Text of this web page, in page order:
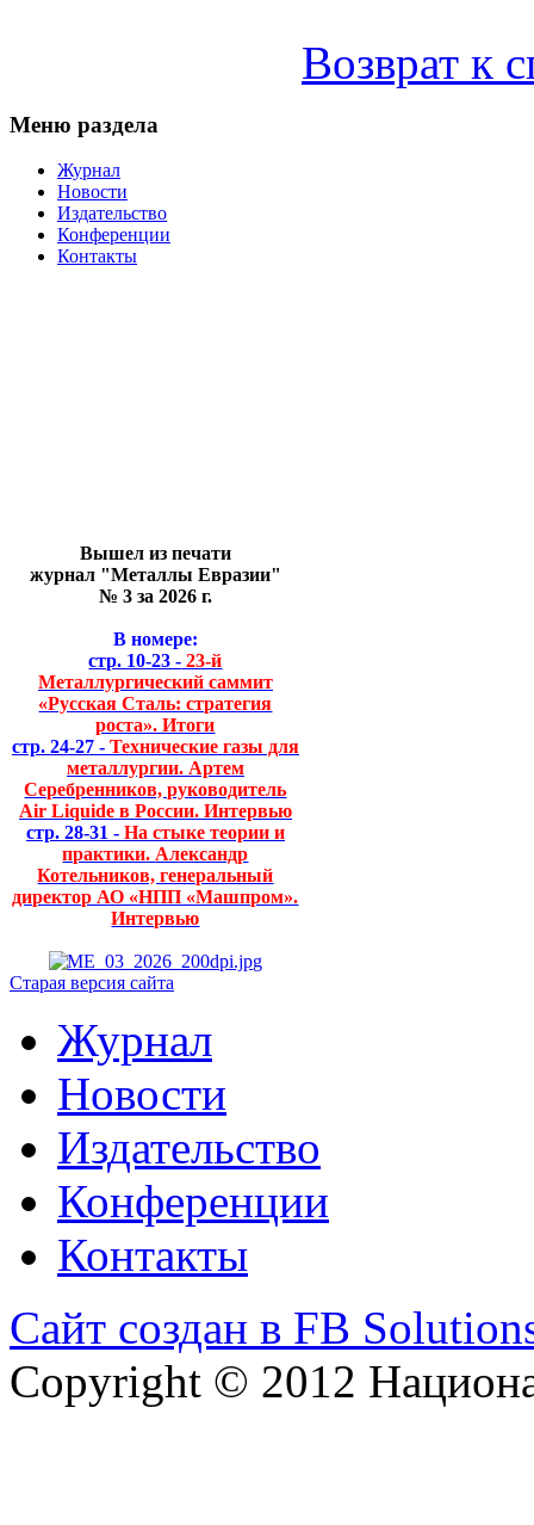
Возврат к
Меню раздела
Журнал
Новости
Издательство
Конференции
Контакты
Вышел из печати
журнал "Металлы Евразии"
№ 3 за 2026 г.
В номере:
стр. 10-23 - 23-й
Металлургический саммит
«Русская Сталь: стратегия
роста». Итоги
стр. 24-27 - Технические газы для
металлургии. Артем
Серебренников, руководитель
Air Liquide в России. Интервью
стр. 28-31 - На стыке теории и
практики. Александр
Котельников, генеральный
директор АО «НПП «Машпром».
Интервью
Старая версия сайта
Журнал
Новости
Издательство
Конференции
Контакты
Сайт создан в FB
Copyright © 2012